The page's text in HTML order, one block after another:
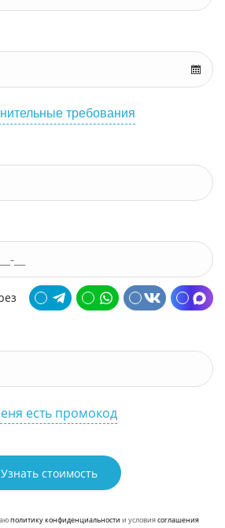
требования
есть промокод
Узнать стоимость
политику конфиденциальности и условиясоглашения